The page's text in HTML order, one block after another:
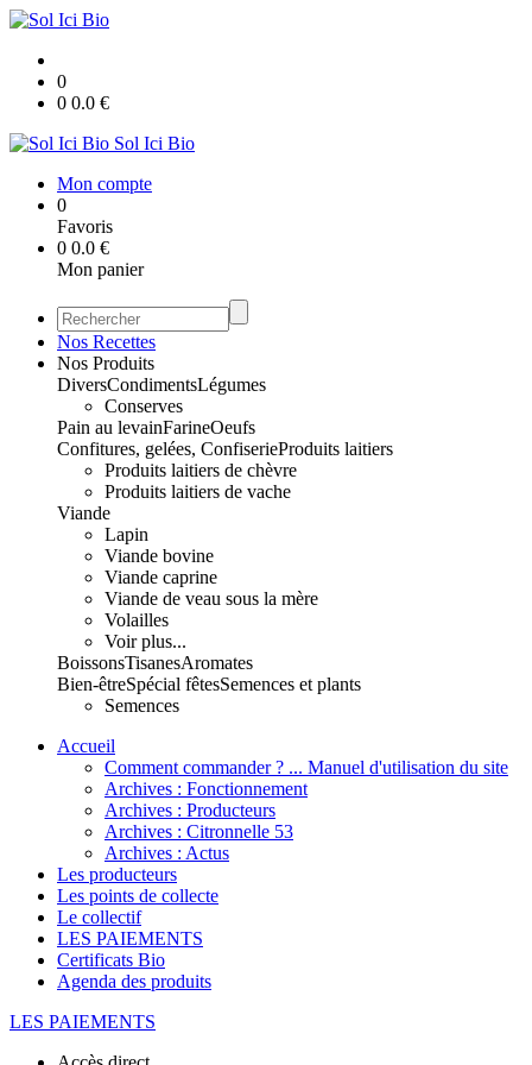
0
0 0.0 €
Sol Ici Bio
Mon compte
0
Favoris
0 0.0 €
Mon panier
Nos Recettes
Nos Produits
DiversCondimentsLégumes
Conserves
Pain au levainFarineOeufs
Confitures, gelées, ConfiserieProduits laitiers
Produits laitiers de chèvre
Produits laitiers de vache
Viande
Lapin
Viande bovine
Viande caprine
Viande de veau sous la mère
Volailles
Voir plus...
BoissonsTisanesAromates
Bien-êtreSpécial fêtesSemences et plants
Semences
Accueil
Comment commander ? ... Manuel d'utilisation du site
Archives : Fonctionnement
Archives : Producteurs
Archives : Citronnelle 53
Archives : Actus
Les producteurs
Les points de collecte
Le collectif
LES PAIEMENTS
Certificats Bio
Agenda des produits
LES PAIEMENTS